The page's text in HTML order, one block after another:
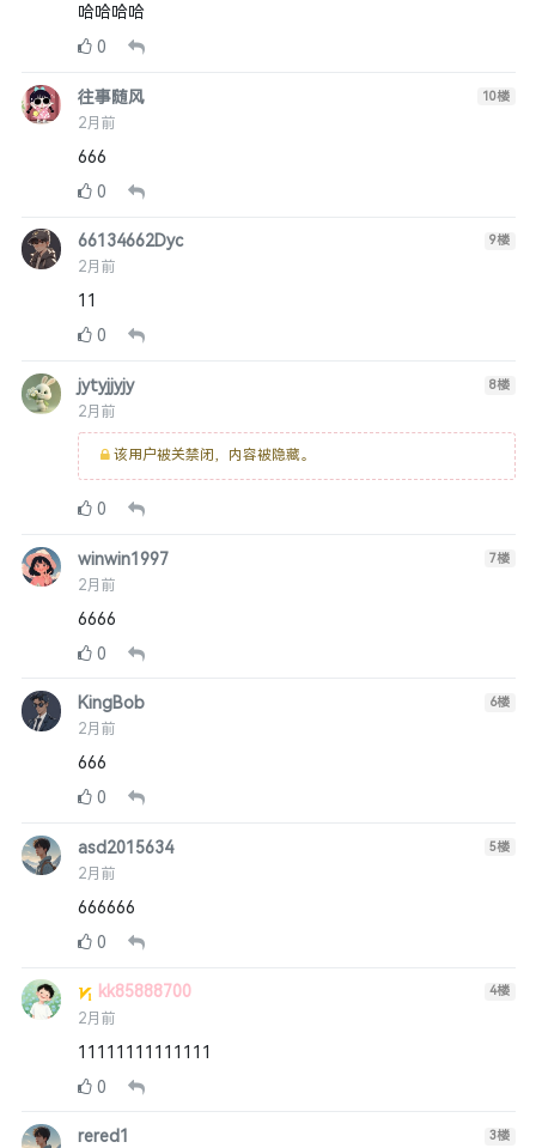
哈哈哈哈
0
往事随风
2月前
10楼
666
0
66134662Dyc
2月前
9楼
11
0
jytyjjyjy
2月前
8楼
该用户被关禁闭，内容被隐藏。
0
winwin1997
2月前
7楼
6666
0
KingBob
2月前
6楼
666
0
asd2015634
2月前
5楼
666666
0
kk85888700
2月前
4楼
11111111111111
0
rered1 3楼